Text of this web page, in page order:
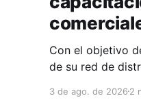
Con el objetivo
de su red de
desempeño
3 de ago. de 2026 2